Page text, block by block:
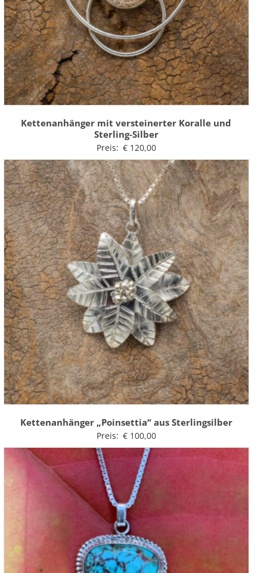
Kettenanhänger mit versteinerter Koralle und
Sterling-Silber
Preis: €120,00
Kettenanhänger „Poinsettia“ aus Sterlingsilber
Preis: €100,00